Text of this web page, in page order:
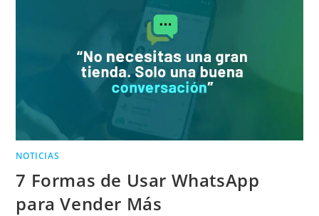
NOTICIAS
7 Formas de Usar WhatsApp
para Vender Más